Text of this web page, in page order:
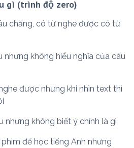
gì (trình độ zero)
chăng, có từ nghe được có từ
nhưng không hiểu nghĩa của câu
được nhưng khi nhìn text thì
nhưng không biết ý chính là gì
để học tiếng Anh nhưng